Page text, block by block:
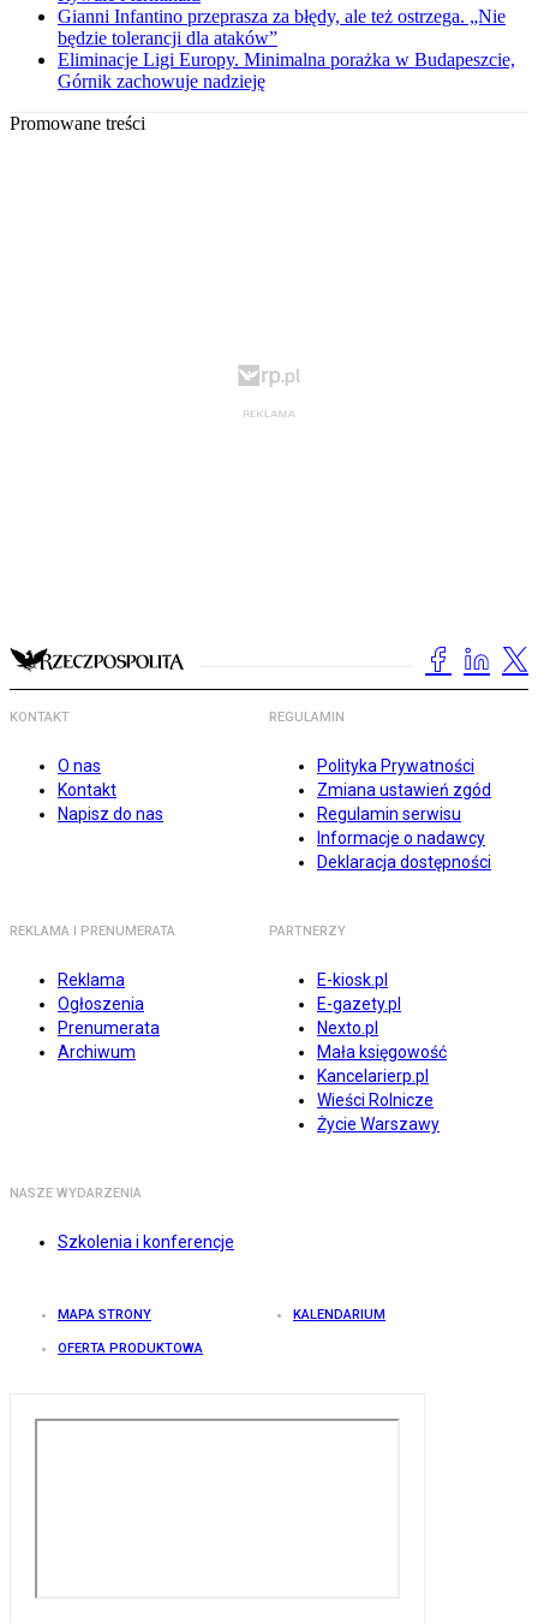
Gianni Infantino przeprasza za błędy, ale też ostrzega. „Nie
będzie tolerancji dla ataków”
Eliminacje Ligi Europy. Minimalna porażka w Budapeszcie,
Górnik zachowuje nadzieję
Promowane treści
KONTAKT
O nas
Kontakt
Napisz do nas
REGULAMIN
Polityka Prywatności
Zmiana ustawień zgód
Regulamin serwisu
Informacje o nadawcy
Deklaracja dostępności
REKLAMA I PRENUMERATA
Reklama
Ogłoszenia
Prenumerata
Archiwum
PARTNERZY
E-kiosk.pl
E-gazety.pl
Nexto.pl
Mała księgowość
Kancelarierp.pl
Wieści Rolnicze
Życie Warszawy
NASZE WYDARZENIA
Szkolenia i konferencje
MAPA STRONY KALENDARIUM
OFERTA PRODUKTOWA